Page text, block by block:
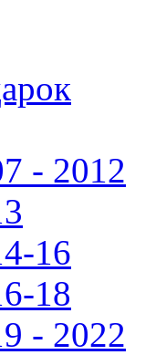
- 2012
16
18
- 2022